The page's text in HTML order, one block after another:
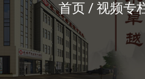
首页 视频专